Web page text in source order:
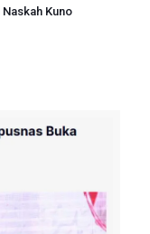
Naskah Kuno